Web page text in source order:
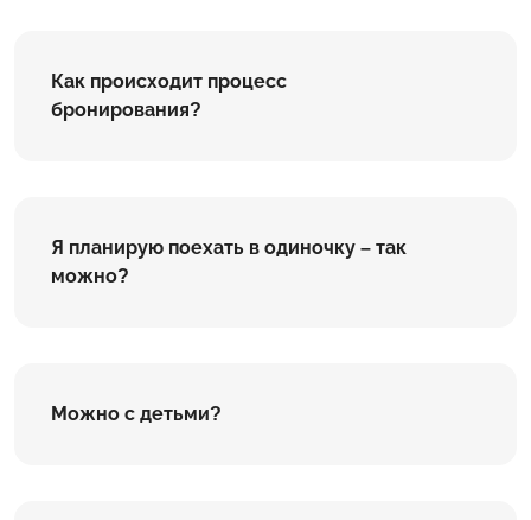
Как происходит процесс
бронирования?
Я планирую поехать в одиночку – так
можно?
Можно с детьми?